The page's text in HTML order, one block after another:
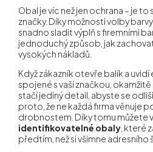
Obal je víc než jen ochrana – je
značky. Díky možnosti volby barvy
snadno sladit výplň s firemními
jednoduchý způsob, jak
vysokých nákladů.
Když zákazník otevře balík a
spojené s vaší značkou,
stačí jediný detail, abyste se
proto, že ne každá firma věnuje
drobnostem. Díky tomu můžete
identifikovatelné obaly, které
předtím, než si všimne adresního